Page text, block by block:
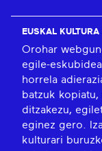
EUSKAL
Orohar
egile-
horrela
batzuk
ditzakezu,
eginez gero.
kulturari